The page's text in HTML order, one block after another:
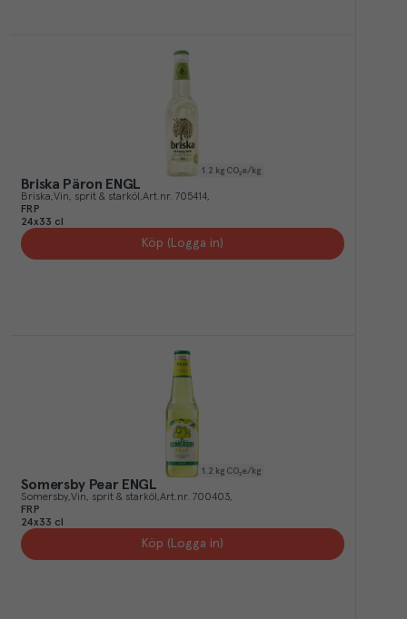
1.2 kg CO₂e/kg
Briska Päron ENGL
Briska Vin, sprit & starköl Art.nr. 705414
FRP
24x33 cl
Köp (Logga in)
1.2 kg CO₂e/kg
Somersby Pear ENGL
Somersby Vin, sprit & starköl Art.nr. 700403
FRP
24x33 cl
Köp (Logga in)